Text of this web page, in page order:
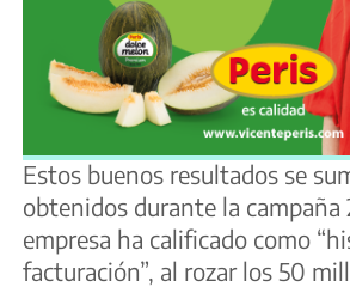
Estos buenos resultados se
obtenidos durante la campaña
empresa ha calificado como
facturación”, al rozar los 50